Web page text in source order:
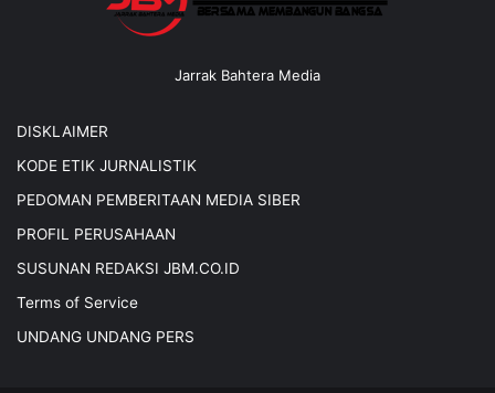
Jarrak Bahtera Media
DISKLAIMER
KODE ETIK JURNALISTIK
PEDOMAN PEMBERITAAN MEDIA SIBER
PROFIL PERUSAHAAN
SUSUNAN REDAKSI JBM.CO.ID
Terms of Service
UNDANG UNDANG PERS